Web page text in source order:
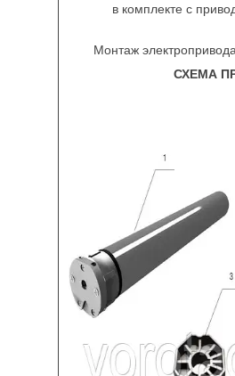
в комплекте с
Монтаж
СХЕМА